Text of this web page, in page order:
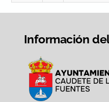
Información